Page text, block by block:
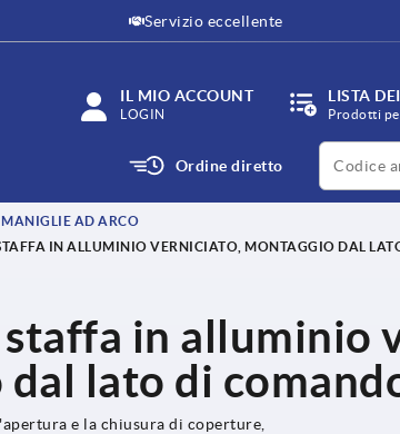
Servizio eccellente
IL MIO ACCOUNT
LOGIN
LISTA
Prodotti
Ordine diretto
productCode
AD ARCO
IN ALLUMINIO VERNICIATO, MONTAGGIO DAL
in alluminio
lato di
e la chiusura di coperture,